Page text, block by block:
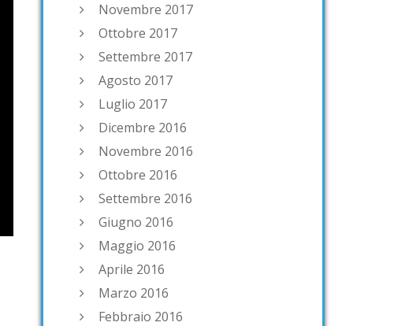
Novembre 2017
Ottobre 2017
Settembre 2017
Agosto 2017
Luglio 2017
Dicembre 2016
Novembre 2016
Ottobre 2016
Settembre 2016
Giugno 2016
Maggio 2016
Aprile 2016
Marzo 2016
Febbraio 2016